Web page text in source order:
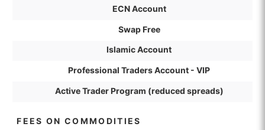
ECN Account
Swap Free
Islamic Account
Professional Traders Account - VIP
Active Trader Program (reduced spreads)
FEES ON COMMODITIES